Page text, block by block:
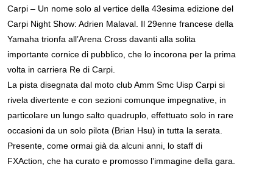
Carpi – Un nome solo al vertice della 43esima edizione del
Carpi Night Show: Adrien Malaval. Il 29enne francese della
Yamaha trionfa all’Arena Cross davanti alla solita
importante cornice di pubblico, che lo incorona per la prima
volta in carriera Re di Carpi.
La pista disegnata dal moto club Amm Smc Uisp Carpi si
rivela divertente e con sezioni comunque impegnative, in
particolare un lungo salto quadruplo, effettuato solo in rare
occasioni da un solo pilota (Brian Hsu) in tutta la serata.
Presente, come ormai già da alcuni anni, lo staff di
FXAction, che ha curato e promosso l’immagine della gara.